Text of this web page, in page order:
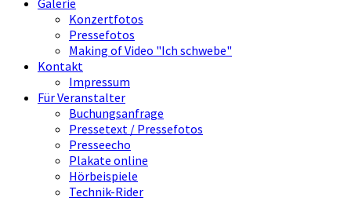
Galerie
Konzertfotos
Pressefotos
Making of Video "Ich schwebe"
Kontakt
Impressum
Für Veranstalter
Buchungsanfrage
Pressetext / Pressefotos
Presseecho
Plakate online
Hörbeispiele
Technik-Rider